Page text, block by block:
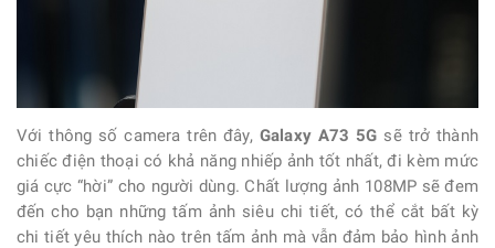
Với thông số camera trên đây, Galaxy A73 5G sẽ trở thành
chiếc điện thoại có khả năng nhiếp ảnh tốt nhất, đi kèm mức
giá cực “hời” cho người dùng. Chất lượng ảnh 108MP sẽ đem
đến cho bạn những tấm ảnh siêu chi tiết, có thể cắt bất kỳ
chi tiết yêu thích nào trên tấm ảnh mà vẫn đảm bảo hình ảnh